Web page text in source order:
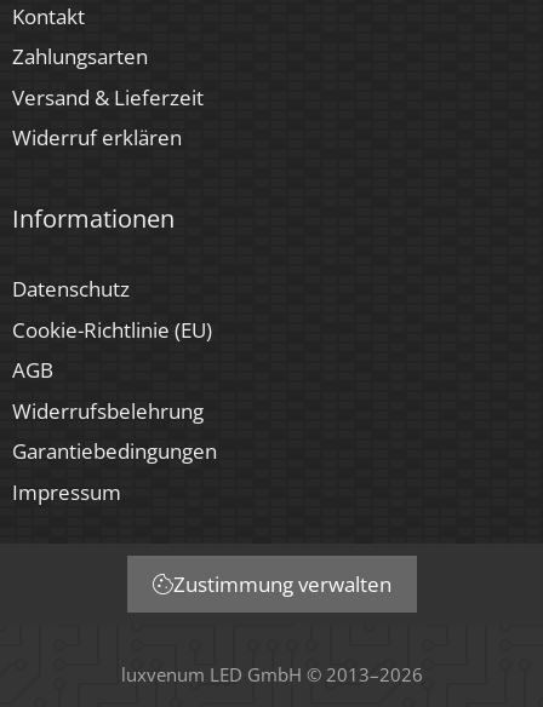
Kontakt
Zahlungsarten
Versand & Lieferzeit
Widerruf erklären
Informationen
Datenschutz
Cookie-Richtlinie (EU)
AGB
Widerrufsbelehrung
Garantiebedingungen
Impressum
Zustimmung verwalten
luxvenum LED GmbH © 2013–2026